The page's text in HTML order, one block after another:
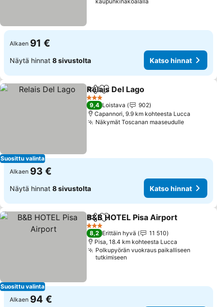
Alkaen 91 €
Näytä hinnat 8 sivustolta Katso hinnat
Suosittu valinta
Jaa Lisää suosikkeihin
Relais Del Lago
3 Tähtiluokitus
9,4 Loistava
902
Capannori, 9.9 km kohteesta Lucca
Näkymät Toscanan maaseudulleKatso
Alkaen 93 €
Näytä hinnat 8 sivustolta Katso hinnat
Suosittu valinta
Jaa Lisää suosikkeihin
B&B HOTEL Pisa Airport
3 Tähtiluokitus
8,2 Erittäin hyvä
11 510
Pisa, 18.4 km kohteesta Lucca
Polkupyörän vuokraus paikalliseen
tutkimiseen
Alkaen 94 €